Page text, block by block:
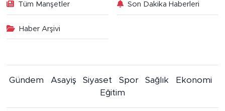
Tüm Manşetler Son Dakika Haberleri
Haber Arşivi
Gündem Asayiş Siyaset Spor Sağlık
Ekonomi
Eğitim